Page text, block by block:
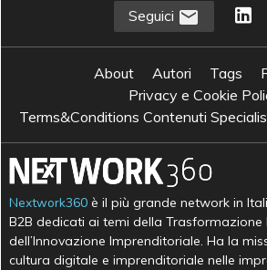
Seguici
About Autori Tags
Privacy e Cookie
Terms&Conditions Contenuti
Nextwork360 è il più grande network in
B2B dedicati ai temi della Trasformazione
dell’Innovazione Imprenditoriale. Ha la
cultura digitale e imprenditoriale nelle